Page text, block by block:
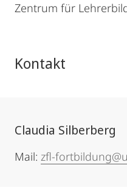
Zentrum für
Kontakt
Claudia Silberberg
Mail: zfl-